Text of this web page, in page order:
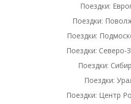
Поездки:
Поездки:
Поездки:
Поездки: Северо-
Поездки:
Поездки:
Поездки: Центр